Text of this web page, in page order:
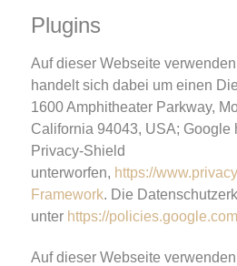
Plugins
Auf dieser Webseite
handelt sich dabei um einen
1600 Amphitheater Parkway,
California 94043, USA; Google
Privacy-Shield
unterworfen, https://
Framework. Die
unter https://
Auf dieser Webseite